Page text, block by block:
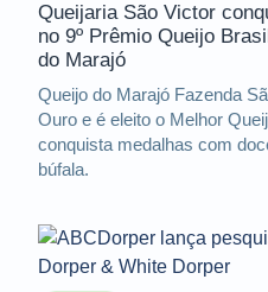
Queijaria São Victor
no 9º Prêmio Queijo
do Marajó
Queijo do Marajó Fazenda
Ouro e é eleito o Melhor
conquista medalhas com
búfala.